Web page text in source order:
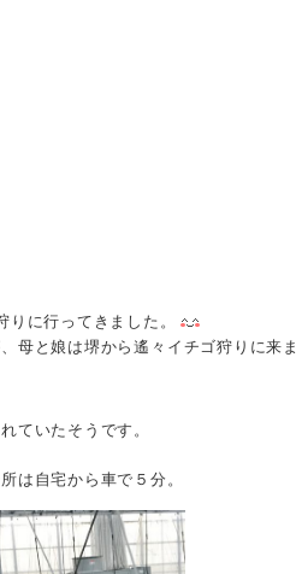
に行ってきました。
母と娘は堺から遙々イチゴ狩りに来ま
ていたそうです。
は自宅から車で５分。